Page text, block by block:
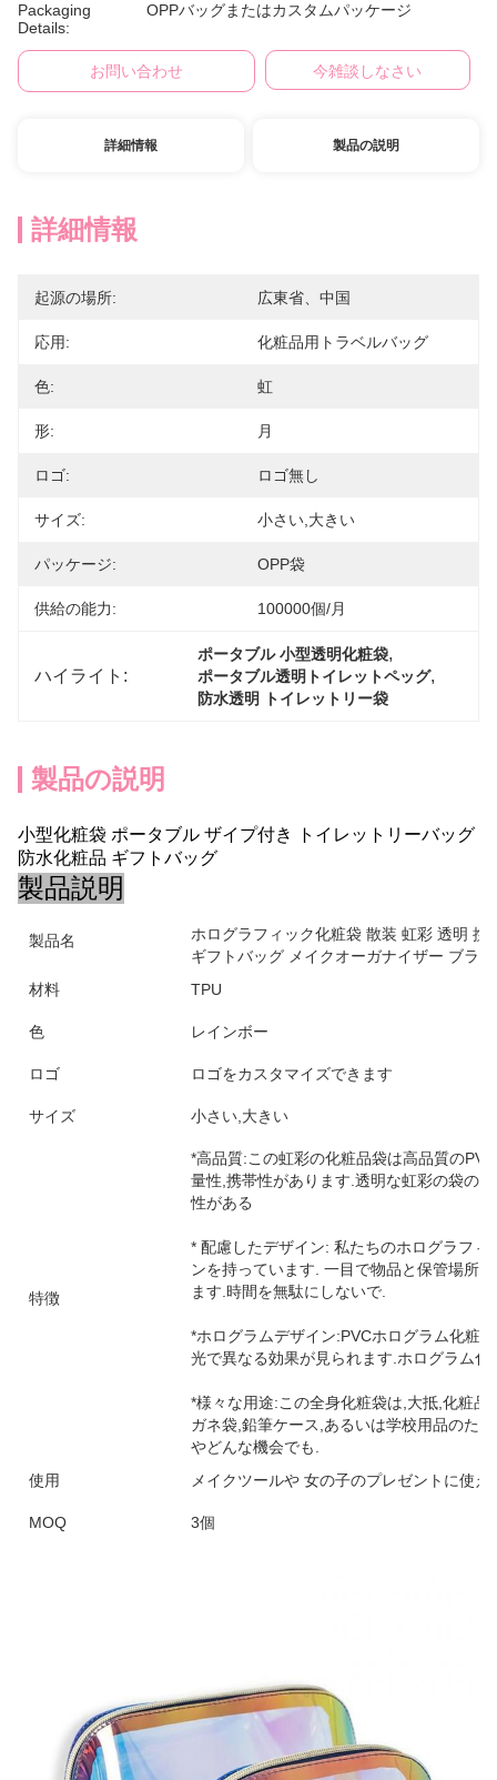
Packaging
Details:
OPPバッグまたはカスタムパッケージ
お問い合わせ 今雑談しなさい
詳細情報 製品の説明
詳細情報
起源の場所: 広東省、中国
応用: 化粧品用トラベルバッグ
色: 虹
形: 月
ロゴ: ロゴ無し
サイズ: 小さい,大きい
パッケージ: OPP袋
供給の能力: 100000個/月
ハイライト:
ポータブル 小型透明化粧袋,
ポータブル透明トイレットペッグ,
防水透明 トイレットリー袋
製品の説明
小型化粧袋 ポータブル ザイプ付き トイレットリーバッグ
防水化粧品 ギフトバッグ
製品説明
製品名
ホログラフィック化粧袋 散装 虹彩 透明
ギフトバッグ メイクオーガナイザー ブラ
材料
TPU
色 レインボー
ロゴ ロゴをカスタマイズできます
サイズ 小さい,大きい
特徴
*高品質:この虹彩の化粧品袋は高品質の
量性,携帯性があります.透明な虹彩の袋の
性がある
* 配慮したデザイン: 私たちのホログラフ
ンを持っています. 一目で物品と保管場所
ます.時間を無駄にしないで.
*ホログラムデザイン:PVCホログラム化粧
光で異なる効果が見られます.ホログラム
*様々な用途:この全身化粧袋は,大抵,化粧
ガネ袋,鉛筆ケース,あるいは学校用品のた
やどんな機会でも.
使用
メイクツールや 女の子のプレゼントに使え
MOQ 3個